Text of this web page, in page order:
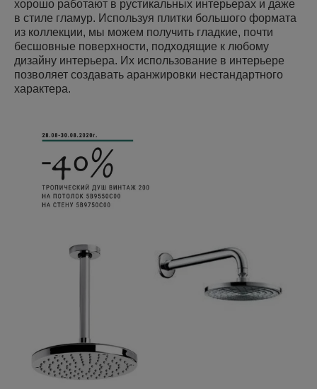
хорошо работают в рустикальных интерьерах и даже
в стиле гламур. Используя плитки большого формата
из коллекции, мы можем получить гладкие, почти
бесшовные поверхности, подходящие к любому
дизайну интерьера. Их использование в интерьере
позволяет создавать аранжировки нестандартного
характера.